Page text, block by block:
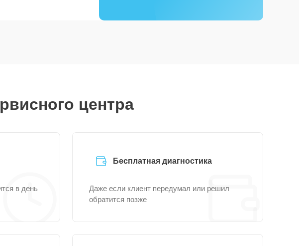
центра
в день
Бесплатная диагностика
Даже если клиент передумал или решил
обратится позже